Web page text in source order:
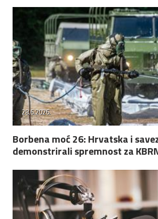
28.6.2026.
Borbena moć 26: Hrvatska i
demonstrirali spremnost za